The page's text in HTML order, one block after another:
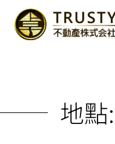
地點: